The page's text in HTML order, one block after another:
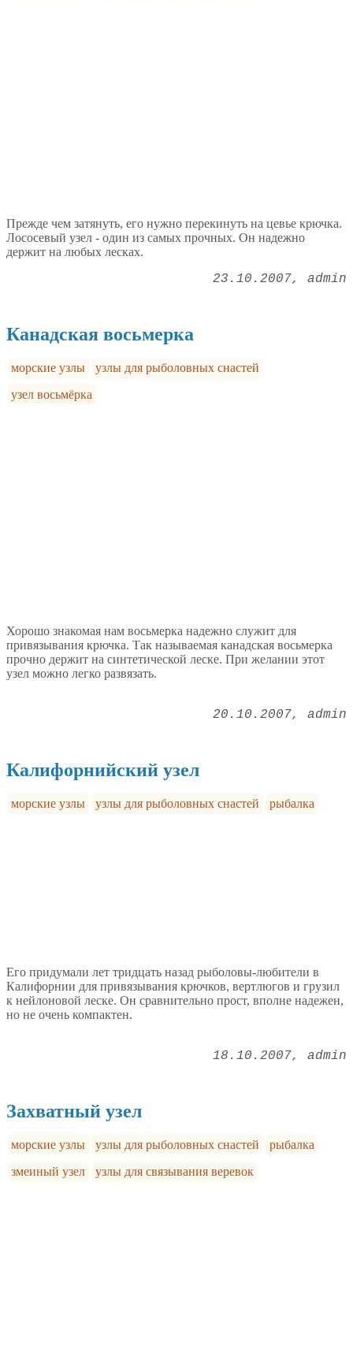
Прежде чем затянуть, его нужно перекинуть на цевье крючка.
Лососевый узел - один из самых прочных. Он надежно
держит на любых лесках.
23.10.2007 admin
Канадская восьмерка
морские узлы
узлы для рыболовных снастей
узел восьмёрка
Хорошо знакомая нам восьмерка надежно служит для
привязывания крючка. Так называемая канадская восьмерка
прочно держит на синтетической леске. При желании этот
узел можно легко развязать.
20.10.2007 admin
Калифорнийский узел
морские узлы узлы для рыболовных снастей рыбалка
Его придумали лет тридцать назад рыболовы-любители в
Калифорнии для привязывания крючков, вертлюгов и грузил
к нейлоновой леске. Он сравнительно прост, вполне надежен,
но не очень компактен.
18.10.2007 admin
Захватный узел
морские узлы узлы для рыболовных снастей
рыбалка
змеиный узел
узлы для связывания веревок